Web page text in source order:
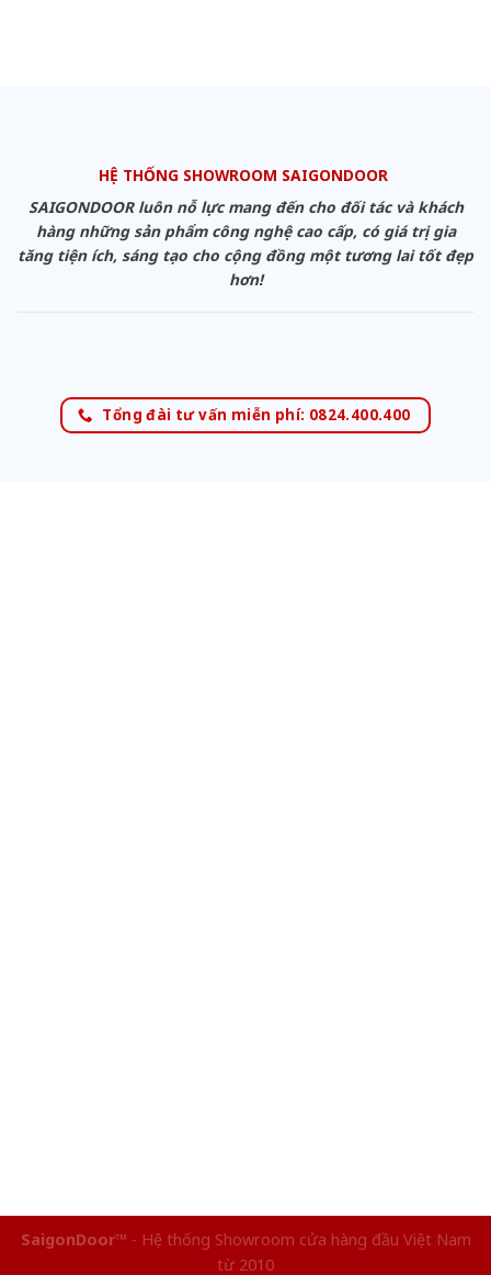
HỆ THỐNG SHOWROOM SAIGONDOOR
SAIGONDOOR luôn nỗ lực mang đến cho đối tác và khách
hàng những sản phẩm công nghệ cao cấp, có giá trị gia
tăng tiện ích, sáng tạo cho cộng đồng một tương lai tốt đẹp
hơn!
Tổng đài tư vấn miễn phí: 0824.400.400
SaigonDoor™ - Hệ thống Showroom cửa hàng đầu Việt Nam
từ 2010